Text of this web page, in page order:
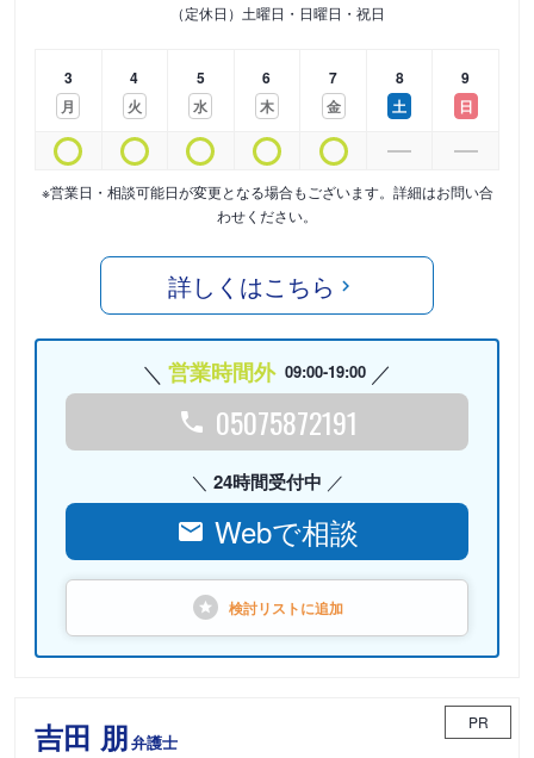
（定休日）土曜日・日曜日・祝日
3
月
4
火
5
水
6
木
7
金
8
土
9
日
※営業日・相談可能日が変更となる場合もございます。詳細はお問い合
わせください。
詳しくはこちら
営業時間外 09:00-19:00
05075872191
24時間受付中
Webで相談
検討リストに追加
吉田 朋弁護士
PR